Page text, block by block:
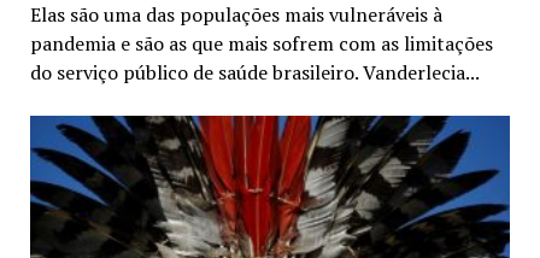
Elas são uma das populações mais vulneráveis à
pandemia e são as que mais sofrem com as limitações
do serviço público de saúde brasileiro. Vanderlecia...